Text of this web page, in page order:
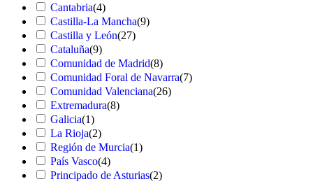
Cantabria(4)
Castilla-La Mancha(9)
Castilla y León(27)
Cataluña(9)
Comunidad de Madrid(8)
Comunidad Foral de Navarra(7)
Comunidad Valenciana(26)
Extremadura(8)
Galicia(1)
La Rioja(2)
Región de Murcia(1)
País Vasco(4)
Principado de Asturias(2)